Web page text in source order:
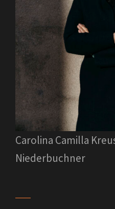
Carolina Camilla
Niederbuchner